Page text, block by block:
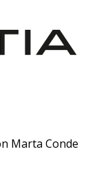
Marta Conde